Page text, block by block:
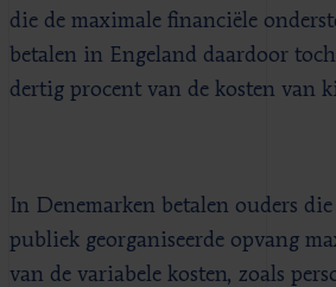
die de maximale financiële
betalen in Engeland daardoor
dertig procent van de kosten van
In Denemarken betalen ouders
publiek georganiseerde opvang
van de variabele kosten, zoals